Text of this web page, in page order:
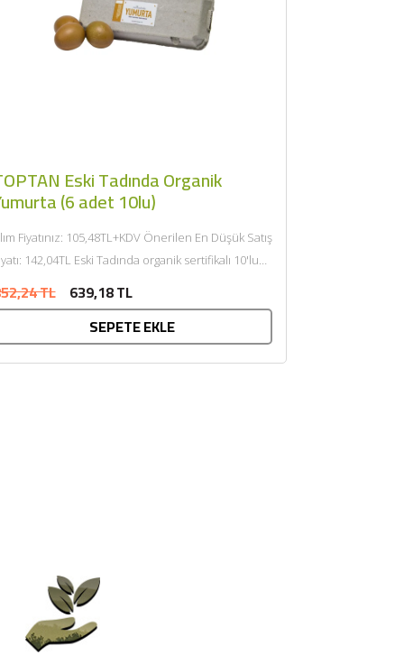
Eski Tadında Organik
(6 adet 10lu)
Fiyatınız: 105,48TL+KDV Önerilen En Düşük Satış
142,04TL Eski Tadında organik sertifikalı 10'lu
TL 639,18 TL
SEPETE EKLE